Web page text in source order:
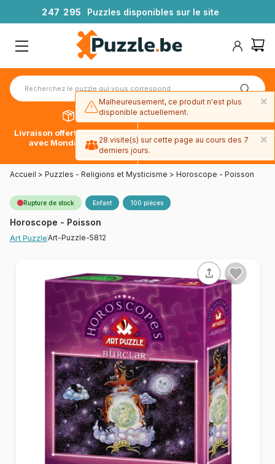
247 295 Puzzles disponibles sur le site
Livraison offerte dès 39€*
avec Mondial Relay
Paiement en 4x sans frais
avec Paypal
Accueil > Puzzles - Religions et Mysticisme > Horoscope - Poisson
Rupture de stock Enfant 100 pièces
Horoscope - Poisson
Art PuzzleArt-Puzzle-5812
×
Malheureusement, ce produit n'est plus
disponible actuellement.
×
28 visite(s) sur cette page au cours des 7
derniers jours.